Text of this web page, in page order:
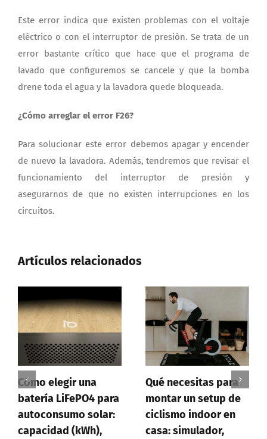
Este error indica que existen problemas con el voltaje
eléctrico o con el interruptor de presión. Se trata de un
error bastante crítico que hace que el programa de
lavado que configuremos se cancele y que la bomba
drene toda el agua y la lavadora quede bloqueada.
¿Cómo arreglar el error F26?
Para solucionar este error debemos apagar y encender
de nuevo la lavadora. Además, tendremos que revisar el
funcionamiento del interruptor de presión y
asegurarnos de que no existen interrupciones en los
circuitos.
Artículos relacionados
una
para
solar:
Qué necesitas para
montar un setup de
ciclismo indoor en
casa: simulador,
Cómo crear
formularios
saber